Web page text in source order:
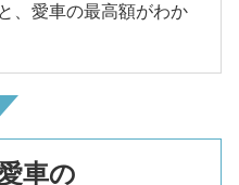
、愛車の最高額がわか
車の